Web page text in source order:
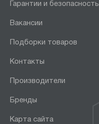
Гарантии и безопасность
Вакансии
Подборки товаров
Контакты
Производители
Бренды
Карта сайта